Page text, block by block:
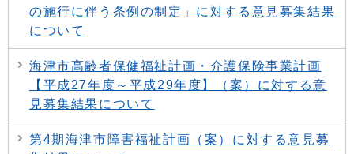
の施行に伴う条例の制定」に対する意見募集結果
について
海津市高齢者保健福祉計画・介護保険事業計画
【平成27年度～平成29年度】（案）に対する意
見募集結果について
第4期海津市障害福祉計画（案）に対する意見募